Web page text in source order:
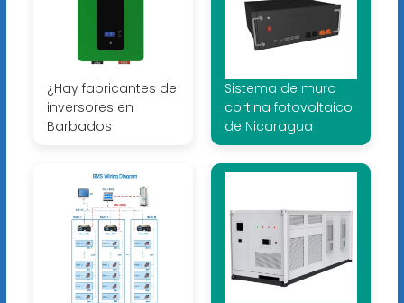
¿Hay fabricantes de
inversores en
Barbados
Sistema de muro
cortina fotovoltaico
de Nicaragua